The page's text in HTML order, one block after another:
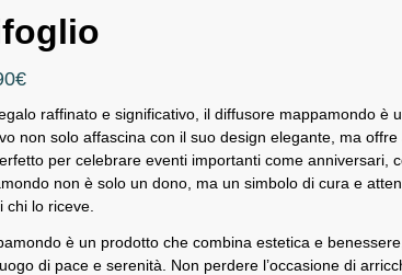
€
raffinato e significativo, il diffusore mappamondo è
non solo affascina con il suo design elegante, ma
per celebrare eventi importanti come anniversari,
non è solo un dono, ma un simbolo di cura e
chi lo riceve.
è un prodotto che combina estetica e
di pace e serenità. Non perdere l’occasione di